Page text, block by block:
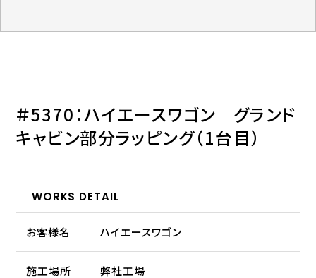
＃5370：ハイエースワゴン グランド
キャビン部分ラッピング（1台目）
WORKS DETAIL
お客様名 ハイエースワゴン
施工場所 弊社工場